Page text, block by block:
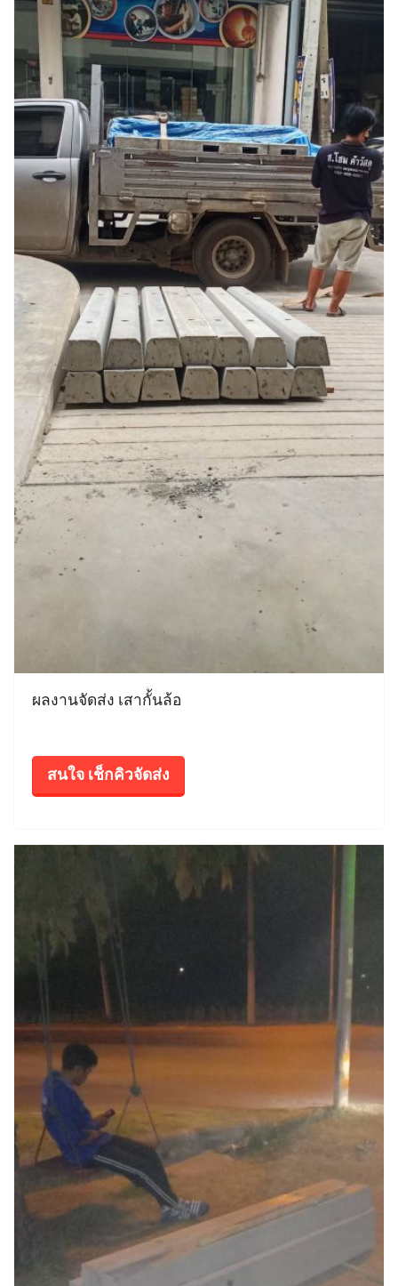
ผลงานจัดส่ง เสากั้นล้อ
สนใจ เช็กคิวจัดส่ง